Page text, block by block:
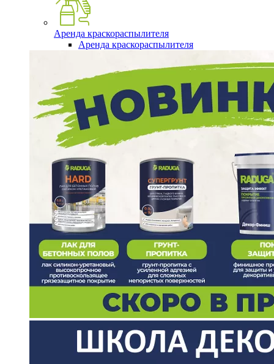
Аренда краскораспылителя
Аренда краскораспылителя